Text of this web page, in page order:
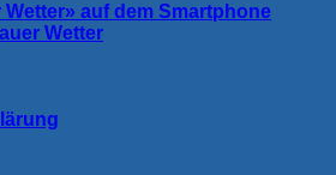
auf dem Smartphone
Wetter